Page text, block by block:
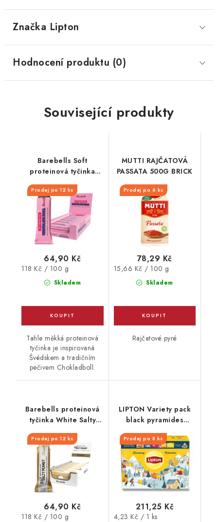
Značka Lipton
Hodnocení produktu (0)
Související produkty
Barebells Soft
proteinová tyčinka
Prodej po 12 ks
Skladem
64,90 Kč
Měrná
118 Kč / 100 g
Tahle měkká proteinová
tyčinka je inspirovaná
Švédskem a tradičním
pečivem Chokladboll.
MUTTI RAJČATOVÁ
PASSATA 500G BRICK
Prodej po 6 ks
Skladem
78,29 Kč
Měrná
15,66 Kč / 100 g
Rajčatové pyré
Barebells proteinová
tyčinka White Salty
Prodej po 12 ks
64,90 Kč
Měrná
118 Kč / 100 g
LIPTON Variety pack
black pyramides
Prodej po 8 ks
211,25 Kč
Měrná
4,23 Kč / 1 ks